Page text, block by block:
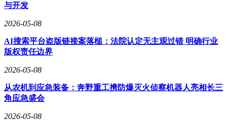
从户外赛事实景适配到车展沉浸式场景展示，荣耀用扎实的落
机器人赛道快速实现技术突破与场景落地，展现出强劲的技术
迭代速度与创新实力。
坚持技术速度与落地温度并重发展 主动拥抱产业融合浪潮
在技术研发与生态布局中，荣耀秉承AHI增强人类智能理念，
打破传统AI只重算力、缺乏共情的短板，推动AI从单纯的“执
行指令”升级为“感知冷暖”，实现智能IQ与生命EQ的双重跃
与开发
2026-05-08
AI搜索平台盗版链接案落槌：法院认定无主观过错 明确行业
版权责任边界
2026-05-08
从农机到应急装备：奔野重工携防爆灭火侦察机器人亮相长三
角应急盛会
2026-05-08